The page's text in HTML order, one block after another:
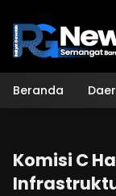
konten
Beranda
Komisi C